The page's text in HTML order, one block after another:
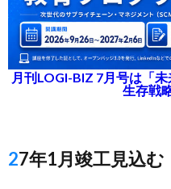
月刊LOGI-BIZ 7月号は「
生存戦
27年1月竣工見込む